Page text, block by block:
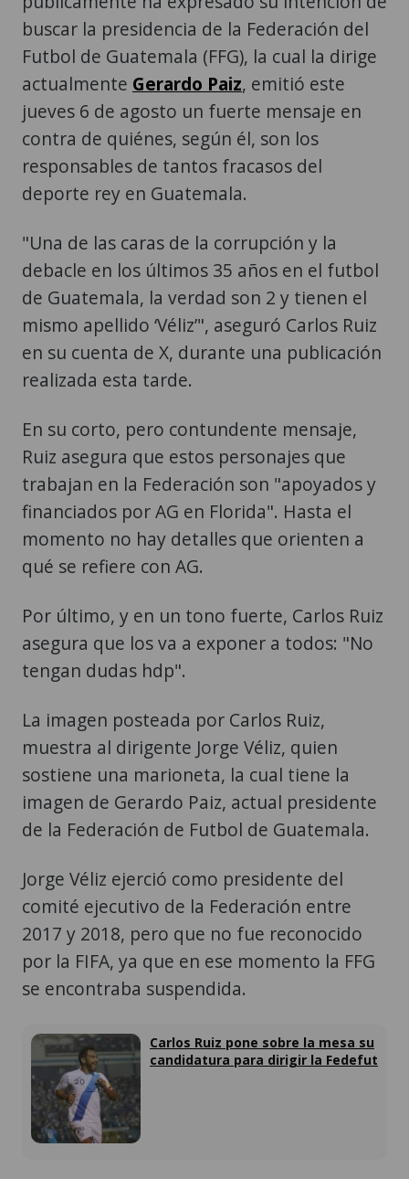
buscar la presidencia de la Federación del
Futbol de Guatemala (FFG), la cual la dirige
actualmente Gerardo Paiz, emitió este
jueves 6 de agosto un fuerte mensaje en
contra de quiénes, según él, son los
responsables de tantos fracasos del
deporte rey en Guatemala.
"Una de las caras de la corrupción y la
debacle en los últimos 35 años en el futbol
de Guatemala, la verdad son 2 y tienen el
mismo apellido ‘Véliz’", aseguró Carlos Ruiz
en su cuenta de X, durante una publicación
realizada esta tarde.
En su corto, pero contundente mensaje,
Ruiz asegura que estos personajes que
trabajan en la Federación son "apoyados y
financiados por AG en Florida". Hasta el
momento no hay detalles que orienten a
qué se refiere con AG.
Por último, y en un tono fuerte, Carlos Ruiz
asegura que los va a exponer a todos: "No
tengan dudas hdp".
La imagen posteada por Carlos Ruiz,
muestra al dirigente Jorge Véliz, quien
sostiene una marioneta, la cual tiene la
imagen de Gerardo Paiz, actual presidente
de la Federación de Futbol de Guatemala.
Jorge Véliz ejerció como presidente del
comité ejecutivo de la Federación entre
2017 y 2018, pero que no fue reconocido
por la FIFA, ya que en ese momento la FFG
se encontraba suspendida.
Carlos Ruiz pone sobre la mesa su
candidatura para dirigir la Fedefut